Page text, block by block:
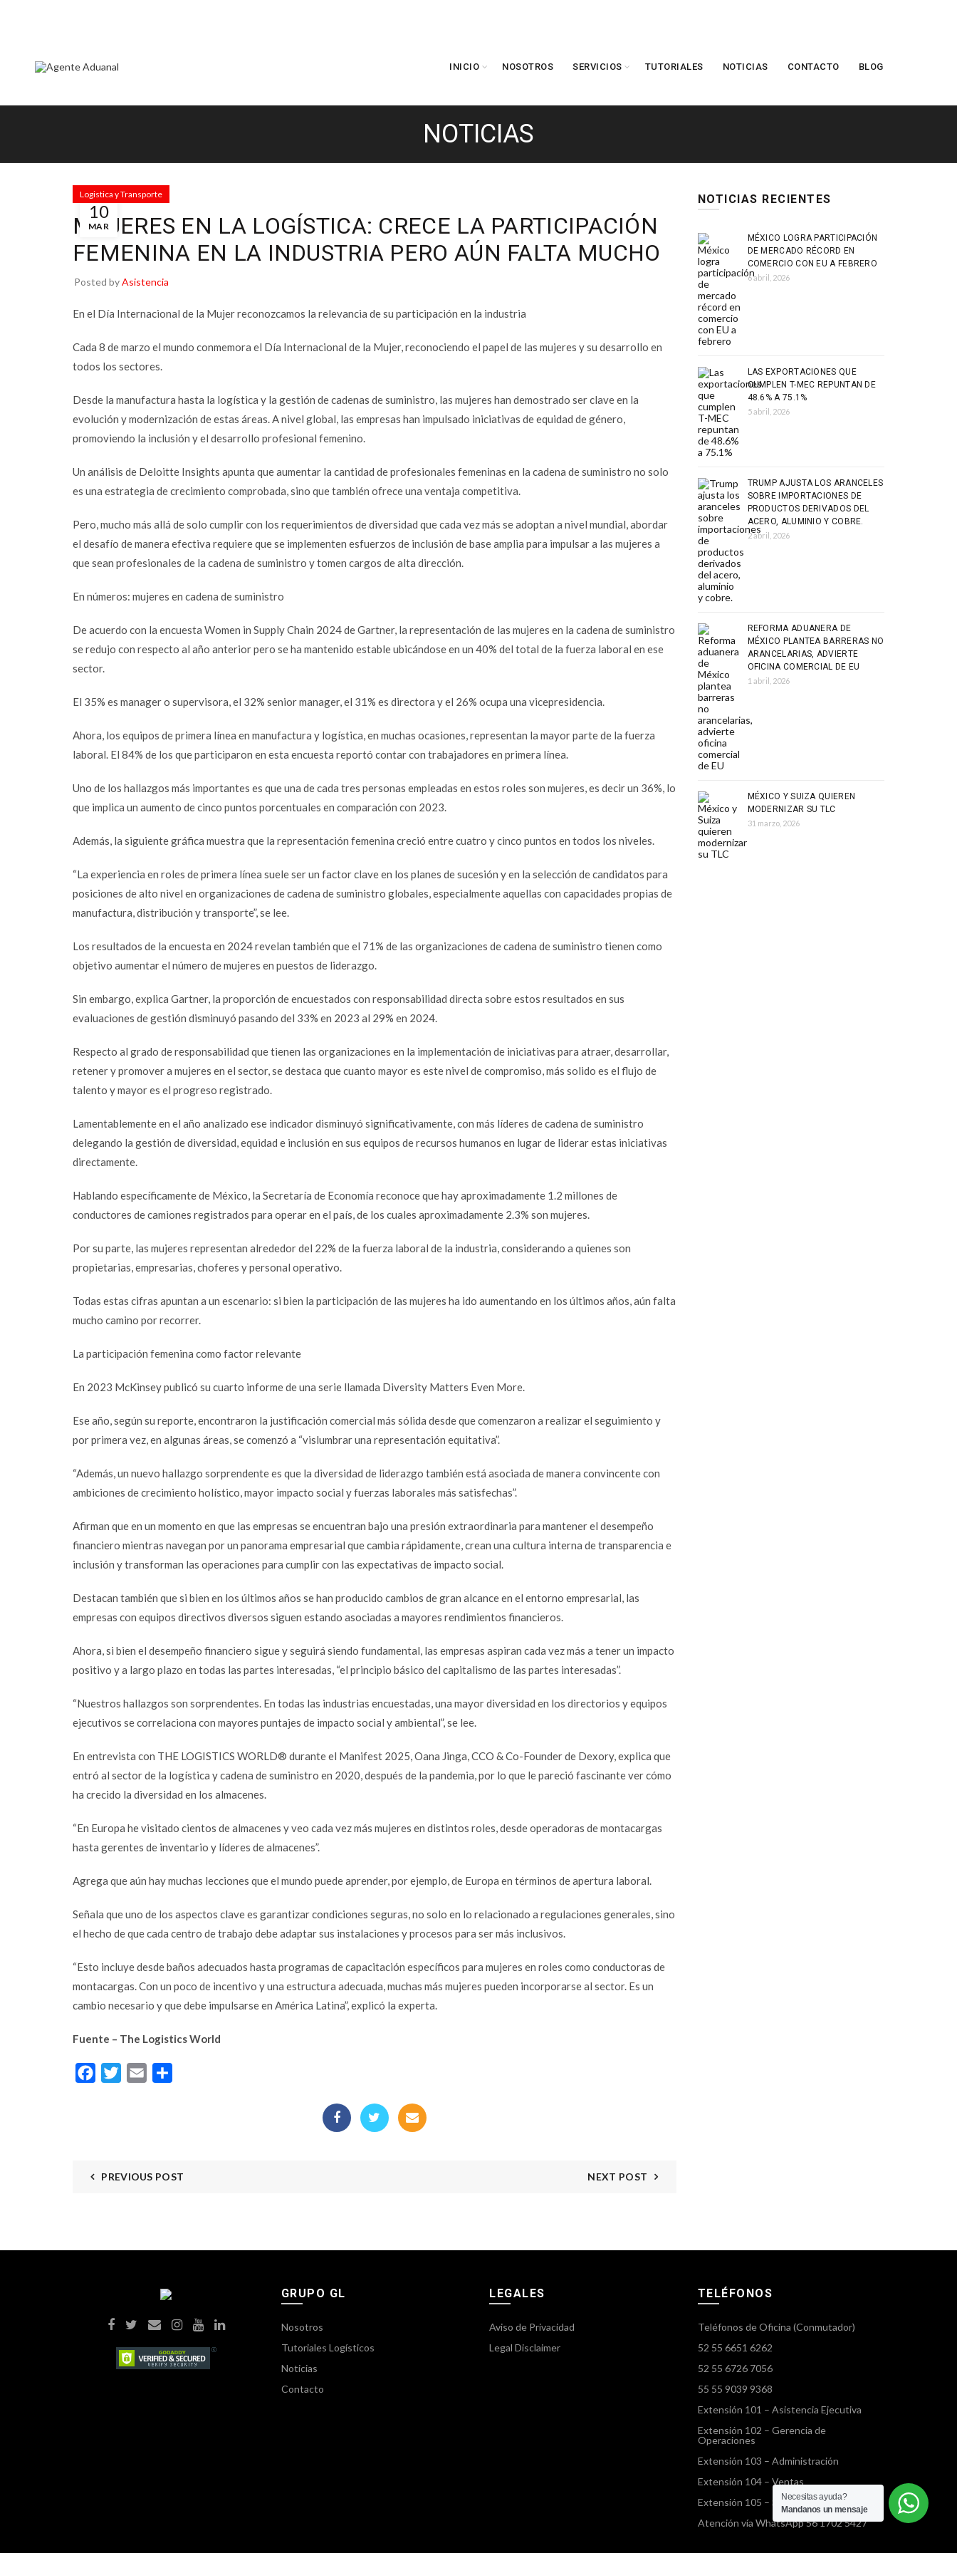
INICIO NOSOTROS SERVICIOS TUTORIALES NOTICIAS CONTACTO BLOG
NOTICIAS
10
MAR
Logistica y Transporte
MUJERES EN LA LOGÍSTICA: CRECE LA PARTICIPACIÓN
FEMENINA EN LA INDUSTRIA PERO AÚN FALTA MUCHO
Posted byAsistencia
En el Día Internacional de la Mujer reconozcamos la relevancia de su participación en la industria
Cada 8 de marzo el mundo conmemora el Día Internacional de la Mujer, reconociendo el papel de las mujeres y su desarrollo en
todos los sectores.
Desde la manufactura hasta la logística y la gestión de cadenas de suministro, las mujeres han demostrado ser clave en la
evolución y modernización de estas áreas. A nivel global, las empresas han impulsado iniciativas de equidad de género,
promoviendo la inclusión y el desarrollo profesional femenino.
Un análisis de Deloitte Insights apunta que aumentar la cantidad de profesionales femeninas en la cadena de suministro no solo
es una estrategia de crecimiento comprobada, sino que también ofrece una ventaja competitiva.
Pero, mucho más allá de solo cumplir con los requerimientos de diversidad que cada vez más se adoptan a nivel mundial, abordar
el desafío de manera efectiva requiere que se implementen esfuerzos de inclusión de base amplia para impulsar a las mujeres a
que sean profesionales de la cadena de suministro y tomen cargos de alta dirección.
En números: mujeres en cadena de suministro
De acuerdo con la encuesta Women in Supply Chain 2024 de Gartner, la representación de las mujeres en la cadena de suministro
se redujo con respecto al año anterior pero se ha mantenido estable ubicándose en un 40% del total de la fuerza laboral en ese
sector.
El 35% es manager o supervisora, el 32% senior manager, el 31% es directora y el 26% ocupa una vicepresidencia.
Ahora, los equipos de primera línea en manufactura y logística, en muchas ocasiones, representan la mayor parte de la fuerza
laboral. El 84% de los que participaron en esta encuesta reportó contar con trabajadores en primera línea.
Uno de los hallazgos más importantes es que una de cada tres personas empleadas en estos roles son mujeres, es decir un 36%, lo
que implica un aumento de cinco puntos porcentuales en comparación con 2023.
Además, la siguiente gráfica muestra que la representación femenina creció entre cuatro y cinco puntos en todos los niveles.
“La experiencia en roles de primera línea suele ser un factor clave en los planes de sucesión y en la selección de candidatos para
posiciones de alto nivel en organizaciones de cadena de suministro globales, especialmente aquellas con capacidades propias de
manufactura, distribución y transporte”, se lee.
Los resultados de la encuesta en 2024 revelan también que el 71% de las organizaciones de cadena de suministro tienen como
objetivo aumentar el número de mujeres en puestos de liderazgo.
Sin embargo, explica Gartner, la proporción de encuestados con responsabilidad directa sobre estos resultados en sus
evaluaciones de gestión disminuyó pasando del 33% en 2023 al 29% en 2024.
Respecto al grado de responsabilidad que tienen las organizaciones en la implementación de iniciativas para atraer, desarrollar,
retener y promover a mujeres en el sector, se destaca que cuanto mayor es este nivel de compromiso, más solido es el flujo de
talento y mayor es el progreso registrado.
Lamentablemente en el año analizado ese indicador disminuyó significativamente, con más líderes de cadena de suministro
delegando la gestión de diversidad, equidad e inclusión en sus equipos de recursos humanos en lugar de liderar estas iniciativas
directamente.
Hablando específicamente de México, la Secretaría de Economía reconoce que hay aproximadamente 1.2 millones de
conductores de camiones registrados para operar en el país, de los cuales aproximadamente 2.3% son mujeres.
Por su parte, las mujeres representan alrededor del 22% de la fuerza laboral de la industria, considerando a quienes son
propietarias, empresarias, choferes y personal operativo.
Todas estas cifras apuntan a un escenario: si bien la participación de las mujeres ha ido aumentando en los últimos años, aún falta
mucho camino por recorrer.
La participación femenina como factor relevante
En 2023 McKinsey publicó su cuarto informe de una serie llamada Diversity Matters Even More.
Ese año, según su reporte, encontraron la justificación comercial más sólida desde que comenzaron a realizar el seguimiento y
por primera vez, en algunas áreas, se comenzó a “vislumbrar una representación equitativa”.
“Además, un nuevo hallazgo sorprendente es que la diversidad de liderazgo también está asociada de manera convincente con
ambiciones de crecimiento holístico, mayor impacto social y fuerzas laborales más satisfechas”.
Afirman que en un momento en que las empresas se encuentran bajo una presión extraordinaria para mantener el desempeño
financiero mientras navegan por un panorama empresarial que cambia rápidamente, crean una cultura interna de transparencia e
inclusión y transforman las operaciones para cumplir con las expectativas de impacto social.
Destacan también que si bien en los últimos años se han producido cambios de gran alcance en el entorno empresarial, las
empresas con equipos directivos diversos siguen estando asociadas a mayores rendimientos financieros.
Ahora, si bien el desempeño financiero sigue y seguirá siendo fundamental, las empresas aspiran cada vez más a tener un impacto
positivo y a largo plazo en todas las partes interesadas, “el principio básico del capitalismo de las partes interesadas”.
“Nuestros hallazgos son sorprendentes. En todas las industrias encuestadas, una mayor diversidad en los directorios y equipos
ejecutivos se correlaciona con mayores puntajes de impacto social y ambiental”, se lee.
En entrevista con THE LOGISTICS WORLD® durante el Manifest 2025, Oana Jinga, CCO & Co-Founder de Dexory, explica que
entró al sector de la logística y cadena de suministro en 2020, después de la pandemia, por lo que le pareció fascinante ver cómo
ha crecido la diversidad en los almacenes.
“En Europa he visitado cientos de almacenes y veo cada vez más mujeres en distintos roles, desde operadoras de montacargas
hasta gerentes de inventario y líderes de almacenes”.
Agrega que aún hay muchas lecciones que el mundo puede aprender, por ejemplo, de Europa en términos de apertura laboral.
Señala que uno de los aspectos clave es garantizar condiciones seguras, no solo en lo relacionado a regulaciones generales, sino
el hecho de que cada centro de trabajo debe adaptar sus instalaciones y procesos para ser más inclusivos.
“Esto incluye desde baños adecuados hasta programas de capacitación específicos para mujeres en roles como conductoras de
montacargas. Con un poco de incentivo y una estructura adecuada, muchas más mujeres pueden incorporarse al sector. Es un
cambio necesario y que debe impulsarse en América Latina”, explicó la experta.
Fuente – The Logistics World
FacebookTwitterEmail
PREVIOUS POST NEXT POST
NOTICIAS RECIENTES
MÉXICO LOGRA PARTICIPACIÓN
DE MERCADO RÉCORD EN
COMERCIO CON EU A FEBRERO
6 abril, 2026
LAS EXPORTACIONES QUE
CUMPLEN T-MEC REPUNTAN DE
48.6% A 75.1%
5 abril, 2026
TRUMP AJUSTA LOS ARANCELES
SOBRE IMPORTACIONES DE
PRODUCTOS DERIVADOS DEL
ACERO, ALUMINIO Y COBRE.
2 abril, 2026
REFORMA ADUANERA DE
MÉXICO PLANTEA BARRERAS NO
ARANCELARIAS, ADVIERTE
OFICINA COMERCIAL DE EU
1 abril, 2026
MÉXICO Y SUIZA QUIEREN
MODERNIZAR SU TLC
31 marzo, 2026
GRUPO GL
Nosotros
Tutoriales Logísticos
Noticias
Contacto
LEGALES
Aviso de Privacidad
Legal Disclaimer
TELÉFONOS
Teléfonos de Oficina (Conmutador)
52 55 6651 6262
52 55 6726 7056
55 55 9039 9368
Extensión 101 – Asistencia Ejecutiva
Extensión 102 – Gerencia de
Operaciones
Extensión 103 – Administración
Extensión 104 – Ventas
Extensión 105 – Servicios Terrestres
Atención vía WhatsApp 56 1702 5427
Necesitas ayuda?
Mandanos un mensaje